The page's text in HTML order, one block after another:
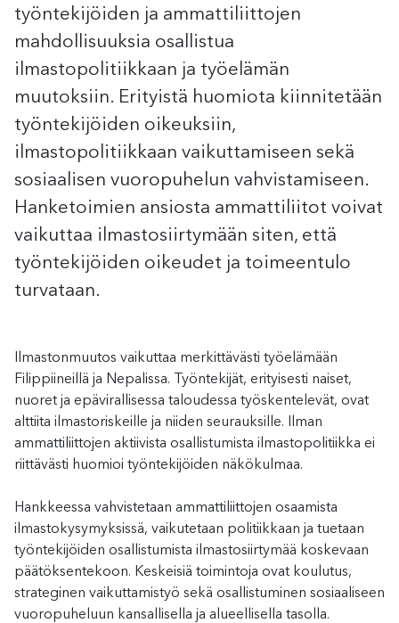
työntekijöiden ja ammattiliittojen
mahdollisuuksia osallistua
ilmastopolitiikkaan ja työelämän
muutoksiin. Erityistä huomiota kiinnitetään
työntekijöiden oikeuksiin,
ilmastopolitiikkaan vaikuttamiseen sekä
sosiaalisen vuoropuhelun vahvistamiseen.
Hanketoimien ansiosta ammattiliitot voivat
vaikuttaa ilmastosiirtymään siten, että
työntekijöiden oikeudet ja toimeentulo
turvataan.
Ilmastonmuutos vaikuttaa merkittävästi työelämään
Filippiineillä ja Nepalissa. Työntekijät, erityisesti naiset,
nuoret ja epävirallisessa taloudessa työskentelevät, ovat
alttiita ilmastoriskeille ja niiden seurauksille. Ilman
ammattiliittojen aktiivista osallistumista ilmastopolitiikka ei
riittävästi huomioi työntekijöiden näkökulmaa.
Hankkeessa vahvistetaan ammattiliittojen osaamista
ilmastokysymyksissä, vaikutetaan politiikkaan ja tuetaan
työntekijöiden osallistumista ilmastosiirtymää koskevaan
päätöksentekoon. Keskeisiä toimintoja ovat koulutus,
strateginen vaikuttamistyö sekä osallistuminen sosiaaliseen
vuoropuheluun kansallisella ja alueellisella tasolla.